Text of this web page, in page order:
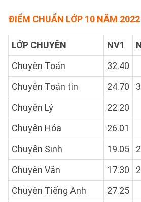
ĐIỂM CHUẨN LỚP 10 NĂM
LỚP CHUYÊN NV1
Chuyên Toán
32.40
Chuyên Toán tin
24.70
Chuyên Lý
22.20
Chuyên Hóa
26.01
Chuyên Sinh
19.05
Chuyên Văn
17.30
Chuyên Tiếng Anh
27.25